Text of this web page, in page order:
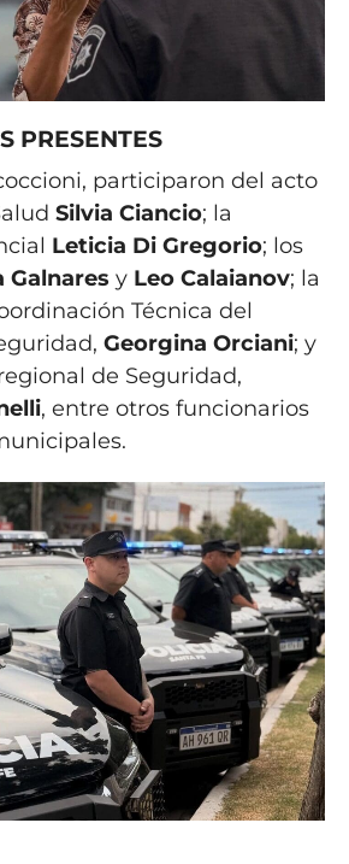
PRESENTES
participaron del acto
Silvia Ciancio; la
Leticia Di Gregorio; los
Galnares y Leo Calaianov; la
Técnica del
Georgina Orciani; y
de Seguridad,
, entre otros funcionarios